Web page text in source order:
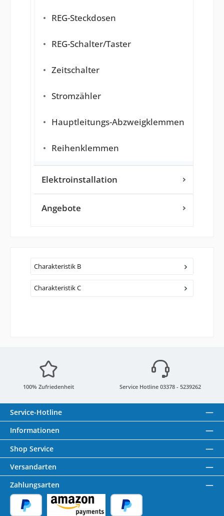
REG-Steckdosen
REG-Schalter/Taster
Zeitschalter
Stromzähler
Hauptleitungs-Abzweigklemmen
Reihenklemmen
Elektroinstallation
Angebote
Charakteristik B
Charakteristik C
100% Zufriedenheit Service Hotline 03378 - 5239262
Service-Hotline
Informationen
Shop Service
Versandarten
Zahlungsarten